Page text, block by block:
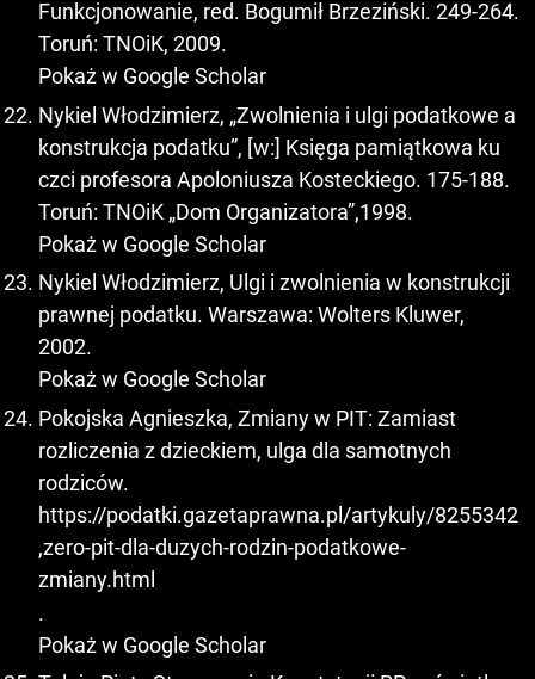
Funkcjonowanie, red. Bogumił Brzeziński. 249-264.
Toruń: TNOiK, 2009.
Pokaż w Google Scholar
Nykiel Włodzimierz, „Zwolnienia i ulgi podatkowe a
konstrukcja podatku”, [w:] Księga pamiątkowa ku
czci profesora Apoloniusza Kosteckiego. 175-188.
Toruń: TNOiK „Dom Organizatora”,1998.
Pokaż w Google Scholar
Nykiel Włodzimierz, Ulgi i zwolnienia w konstrukcji
prawnej podatku. Warszawa: Wolters Kluwer,
2002.
Pokaż w Google Scholar
Pokojska Agnieszka, Zmiany w PIT: Zamiast
rozliczenia z dzieckiem, ulga dla samotnych
rodziców.
https://podatki.gazetaprawna.pl/artykuly/8255342
,zero-pit-dla-duzych-rodzin-podatkowe-
zmiany.html
.
Pokaż w Google Scholar